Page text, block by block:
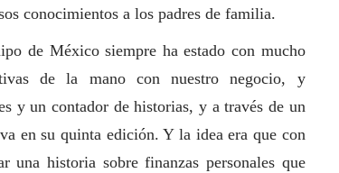
conocimientos a los padres de familia.
de México siempre ha estado con mucho
de la mano con nuestro negocio, y
y un contador de historias, y a través de un
en su quinta edición. Y la idea era que con
una historia sobre finanzas personales que